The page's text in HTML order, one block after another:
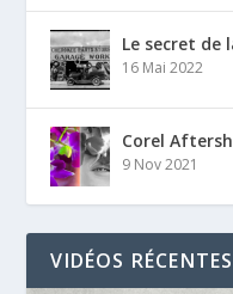
Le secret de
16 Mai 2022
Corel
9 Nov 2021
VIDÉOS RÉCENTES